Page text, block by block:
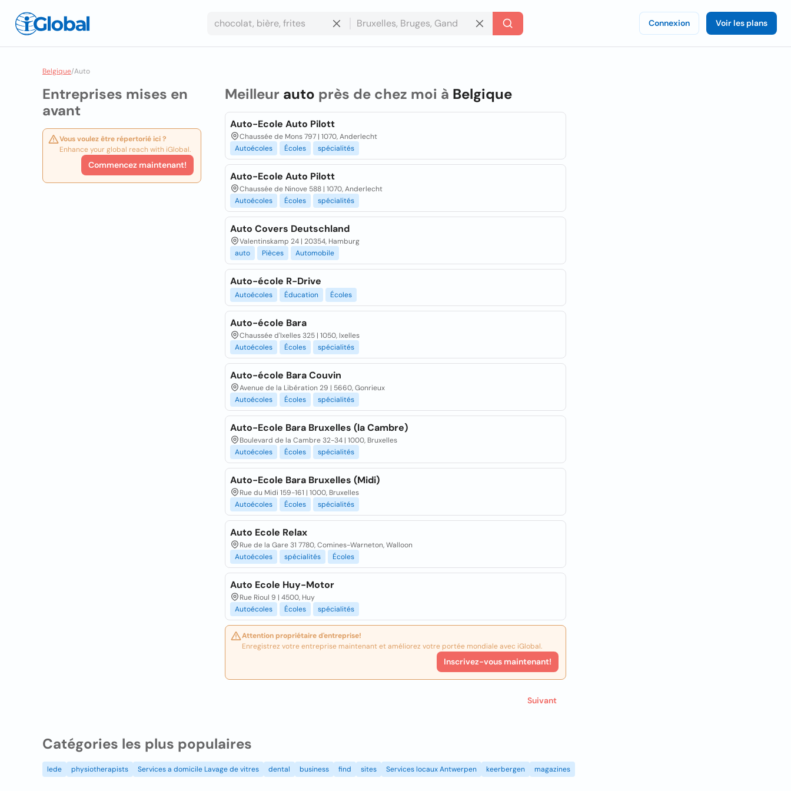
Connexion Voir les plans
Belgique/Auto
Entreprises mises en
avant
Vous voulez être répertorié ici ?
Enhance your global reach with iGlobal.
Commencez maintenant!
Meilleur auto près de chez moi à Belgique
Auto-Ecole Auto Pilott
Chaussée de Mons 797 | 1070, Anderlecht
Autoécoles
Écoles spécialités
Auto-Ecole Auto Pilott
Chaussée de Ninove 588 | 1070, Anderlecht
Autoécoles
Écoles spécialités
Auto Covers Deutschland
Valentinskamp 24 | 20354, Hamburg
auto
Pièces Automobile
Auto-école R-Drive
Autoécoles Éducation Écoles
Auto-école Bara
Chaussée d'Ixelles 325 | 1050, Ixelles
Autoécoles
Écoles spécialités
Auto-école Bara Couvin
Avenue de la Libération 29 | 5660, Gonrieux
Autoécoles
Écoles spécialités
Auto-Ecole Bara Bruxelles (la Cambre)
Boulevard de la Cambre 32-34 | 1000, Bruxelles
Autoécoles
Écoles spécialités
Auto-Ecole Bara Bruxelles (Midi)
Rue du Midi 159-161 | 1000, Bruxelles
Autoécoles
Écoles spécialités
Auto Ecole Relax
Rue de la Gare 31 7780, Comines-Warneton, Walloon
Autoécoles
spécialités Écoles
Auto Ecole Huy-Motor
Rue Rioul 9 | 4500, Huy
Autoécoles
Écoles spécialités
Attention propriétaire d'entreprise!
Enregistrez votre entreprise maintenant et améliorez votre portée mondiale avec iGlobal.
Inscrivez-vous maintenant!
Suivant
Catégories les plus populaires
lede physiotherapists Services a domicile Lavage de vitres dental business find sites Services locaux Antwerpen keerbergen magazines